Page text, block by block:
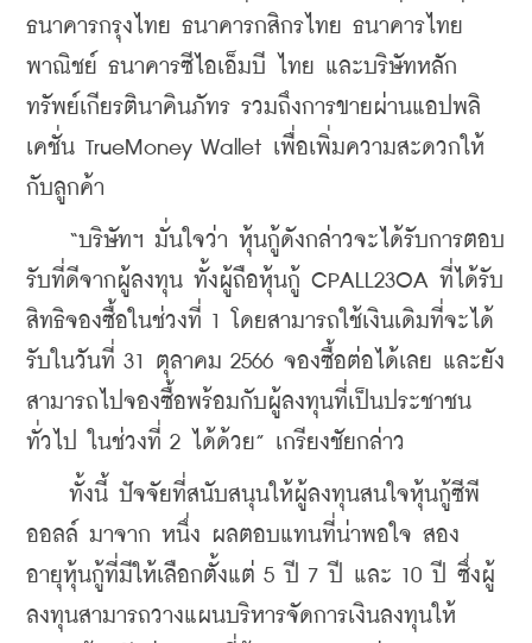
ธนาคารกรุงไทย ธนาคารกสิกรไทย ธนาคารไทย
พาณิชย์ ธนาคารซีไอเอ็มบี ไทย และบริษัทหลัก
ทรัพย์เกียรตินาคินภัทร รวมถึงการขายผ่านแอปพลิ
เคชั่น TrueMoney Wallet เพื่อเพิ่มความสะดวกให้
กับลูกค้า
“บริษัทฯ มั่นใจว่า หุ้นกู้ดังกล่าวจะได้รับการตอบ
รับที่ดีจากผู้ลงทุน ทั้งผู้ถือหุ้นกู้ CPALL23OA ที่ได้รับ
สิทธิจองซื้อในช่วงที่ 1 โดยสามารถใช้เงินเดิมที่จะได้
รับในวันที่ 31 ตุลาคม 2566 จองซื้อต่อได้เลย และยัง
สามารถไปจองซื้อพร้อมกับผู้ลงทุนที่เป็นประชาชน
ทั่วไป ในช่วงที่ 2 ได้ด้วย” เกรียงชัยกล่าว
ทั้งนี้ ปัจจัยที่สนับสนุนให้ผู้ลงทุนสนใจหุ้นกู้ซีพี
ออลล์ มาจาก หนึ่ง ผลตอบแทนที่น่าพอใจ สอง
อายุหุ้นกู้ที่มีให้เลือกตั้งแต่ 5 ปี 7 ปี และ 10 ปี ซึ่งผู้
ลงทุนสามารถวางแผนบริหารจัดการเงินลงทุนให้